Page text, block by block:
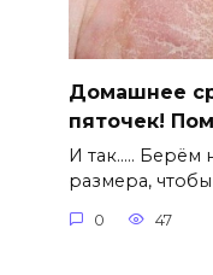
Домашнее
пяточек!
И так….. Берём
размера, чтобы
0 47